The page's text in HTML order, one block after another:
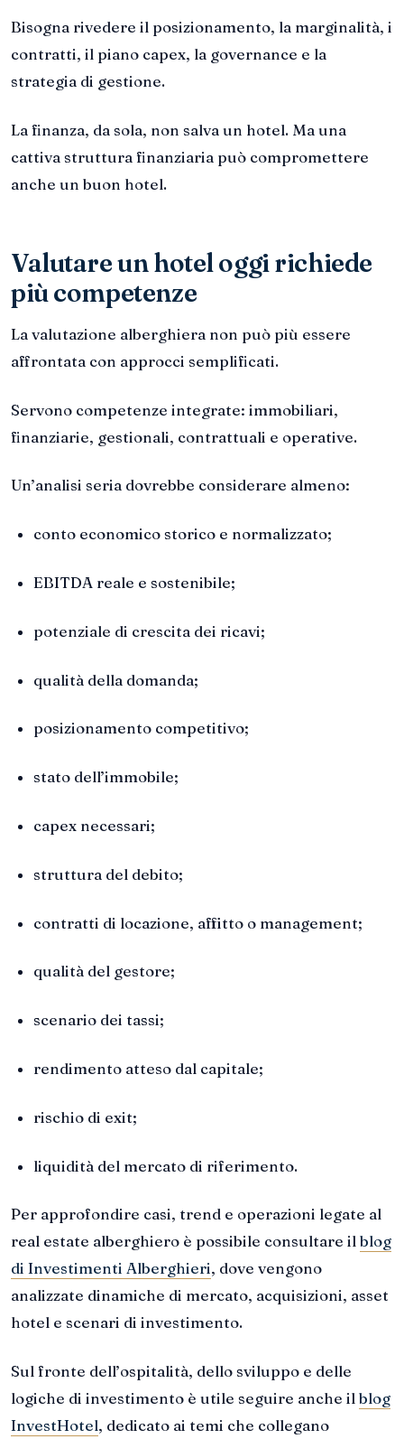
Bisogna rivedere il posizionamento, la marginalità, i
contratti, il piano capex, la governance e la
strategia di gestione.
La finanza, da sola, non salva un hotel. Ma una
cattiva struttura finanziaria può compromettere
anche un buon hotel.
Valutare un hotel oggi richiede
più competenze
La valutazione alberghiera non può più essere
affrontata con approcci semplificati.
Servono competenze integrate: immobiliari,
finanziarie, gestionali, contrattuali e operative.
Un’analisi seria dovrebbe considerare almeno:
conto economico storico e normalizzato;
EBITDA reale e sostenibile;
potenziale di crescita dei ricavi;
qualità della domanda;
posizionamento competitivo;
stato dell’immobile;
capex necessari;
struttura del debito;
contratti di locazione, affitto o management;
qualità del gestore;
scenario dei tassi;
rendimento atteso dal capitale;
rischio di exit;
liquidità del mercato di riferimento.
Per approfondire casi, trend e operazioni legate al
real estate alberghiero è possibile consultare ilblog
di Investimenti Alberghieri, dove vengono
analizzate dinamiche di mercato, acquisizioni, asset
hotel e scenari di investimento.
Sul fronte dell’ospitalità, dello sviluppo e delle
logiche di investimento è utile seguire anche il blog
InvestHotel, dedicato ai temi che collegano